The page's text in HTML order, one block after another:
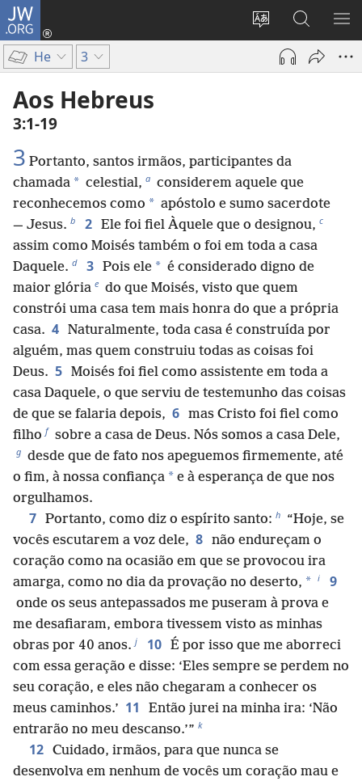
JW.ORG
Mudar
idioma
Log
Buscar
no
JW.ORG
He 3
Aos Hebreus
3:1-19
3 Portanto, santos irmãos, participantes da
chamada * celestial, a considerem aquele que
reconhecemos como * apóstolo e sumo sacerdote
— Jesus. b 2 Ele foi fiel Àquele que o designou, c
assim como Moisés também o foi em toda a casa
Daquele. d 3 Pois ele * é considerado digno de
maior glória e do que Moisés, visto que quem
constrói uma casa tem mais honra do que a própria
casa. 4 Naturalmente, toda casa é construída por
alguém, mas quem construiu todas as coisas foi
Deus. 5 Moisés foi fiel como assistente em toda a
casa Daquele, o que serviu de testemunho das coisas
de que se falaria depois, 6 mas Cristo foi fiel como
filho f sobre a casa de Deus. Nós somos a casa Dele,
g desde que de fato nos apeguemos firmemente, até
o fim, à nossa confiança * e à esperança de que nos
orgulhamos.
7 Portanto, como diz o espírito santo: h “Hoje, se
vocês escutarem a voz dele, 8 não endureçam o
coração como na ocasião em que se provocou ira
amarga, como no dia da provação no deserto, * i 9
onde os seus antepassados me puseram à prova e
me desafiaram, embora tivessem visto as minhas
obras por 40 anos. j 10 É por isso que me aborreci
com essa geração e disse: ‘Eles sempre se perdem no
seu coração, e eles não chegaram a conhecer os
meus caminhos.’ 11
Então jurei na minha ira: ‘Não
entrarão no meu descanso.’” k
12 Cuidado, irmãos, para que nunca se
desenvolva em nenhum de vocês um coração mau e